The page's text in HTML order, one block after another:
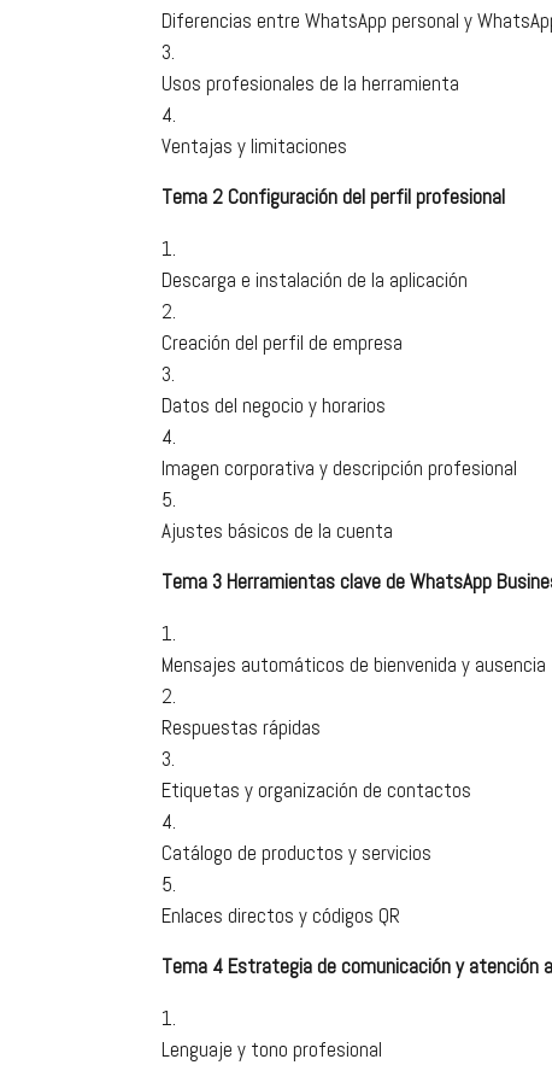
Diferencias entre WhatsApp personal y
Usos profesionales de la herramienta
Ventajas y limitaciones
Tema 2 Configuración del perfil profesional
Descarga e instalación de la aplicación
Creación del perfil de empresa
Datos del negocio y horarios
Imagen corporativa y descripción profesional
Ajustes básicos de la cuenta
Tema 3 Herramientas clave de WhatsApp
Mensajes automáticos de bienvenida y ausencia
Respuestas rápidas
Etiquetas y organización de contactos
Catálogo de productos y servicios
Enlaces directos y códigos QR
Tema 4 Estrategia de comunicación y atención
Lenguaje y tono profesional